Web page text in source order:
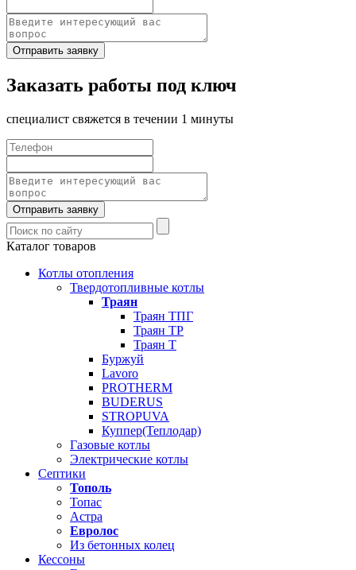
Отправить заявку
Заказать работы под ключ
специалист свяжется в течении 1 минуты
Отправить заявку
Каталог товаров
Котлы отопления
Твердотопливные котлы
Траян
Траян ТПГ
Траян ТР
Траян Т
Буржуй
Lavoro
PROTHERM
BUDERUS
STROPUVA
Куппер(Теплодар)
Газовые котлы
Электрические котлы
Септики
Тополь
Топас
Астра
Евролос
Из бетонных колец
Кессоны